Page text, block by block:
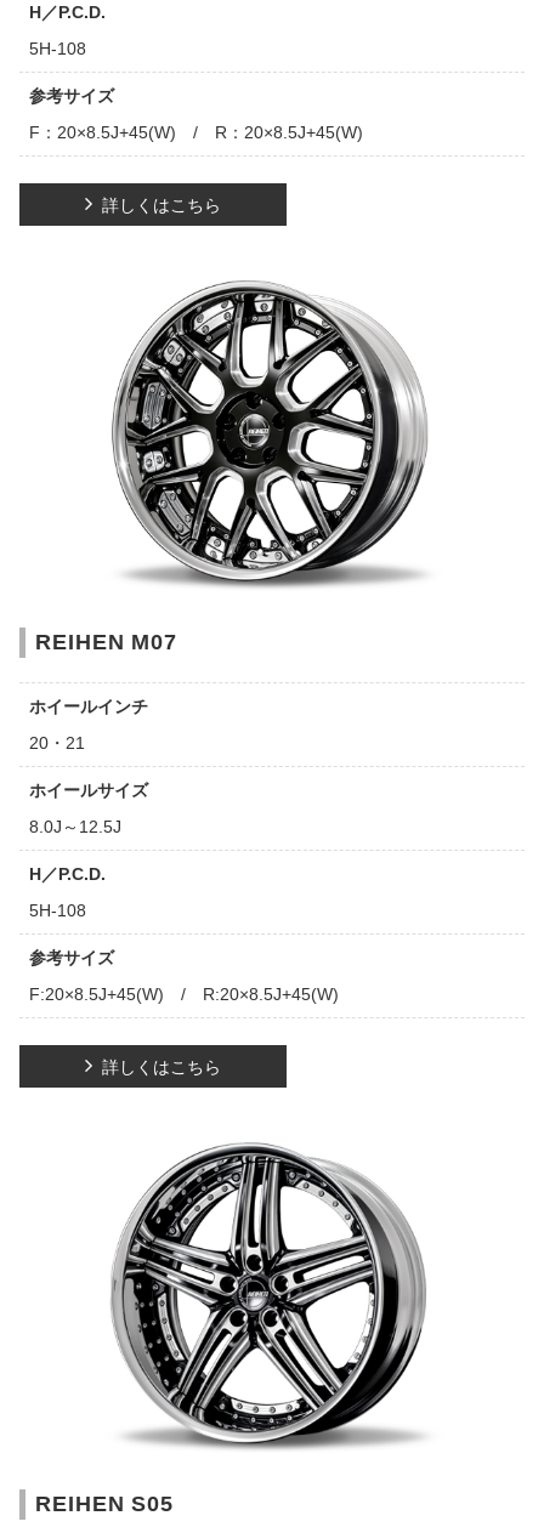
H／P.C.D.
5H-108
参考サイズ
F：20×8.5J+45(W) / R：20×8.5J+45(W)
詳しくはこちら
REIHEN M07
ホイールインチ
20・21
ホイールサイズ
8.0J～12.5J
H／P.C.D.
5H-108
参考サイズ
F:20×8.5J+45(W) / R:20×8.5J+45(W)
詳しくはこちら
REIHEN S05